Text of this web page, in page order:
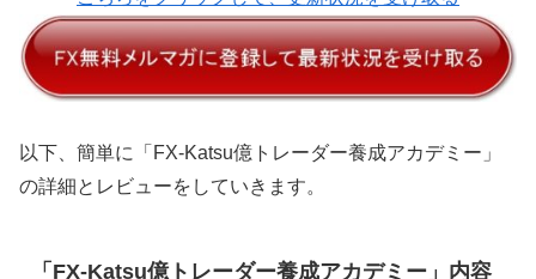
以下、簡単に「FX-Katsu億トレーダー養成アカデミー」
の詳細とレビューをしていきます。
「FX-Katsu億トレーダー養成アカデミー」内容